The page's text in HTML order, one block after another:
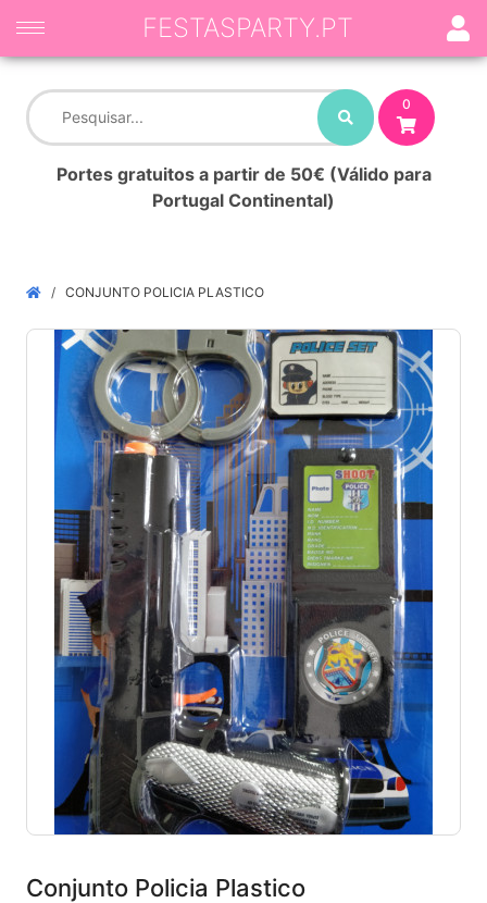
0
Portes gratuitos a partir de 50€ (Válido para
Portugal Continental)
FESTASPARTY.PT
CONJUNTO POLICIA PLASTICO
Conjunto Policia Plastico